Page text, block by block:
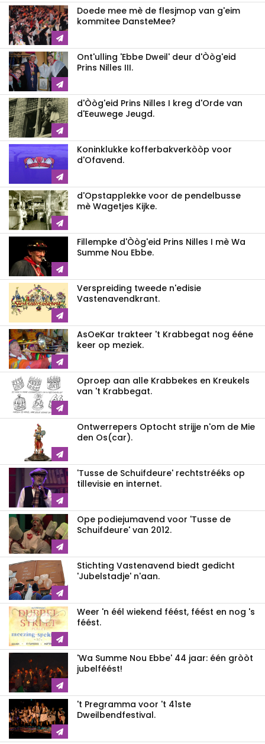
Doede mee mè de flesjmop van g'eim
kommitee DansteMee?
Ont'ulling 'Ebbe Dweil' deur d'Òòg'eid
Prins Nilles III.
d'Òòg'eid Prins Nilles I kreg d'Orde van
d'Eeuwege Jeugd.
Koninklukke kofferbakverkòòp voor
d'Ofavend.
d'Opstapplekke voor de pendelbusse
mè Wagetjes Kijke.
Fillempke d'Òòg'eid Prins Nilles I mè Wa
Summe Nou Ebbe.
Verspreiding tweede n'edisie
Vastenavendkrant.
AsOeKar trakteer 't Krabbegat nog ééne
keer op meziek.
Oproep aan alle Krabbekes en Kreukels
van 't Krabbegat.
Ontwerrepers Optocht strijje n'om de Mie
den Os(car).
'Tusse de Schuifdeure' rechtstrééks op
tillevisie en internet.
Ope podiejumavend voor 'Tusse de
Schuifdeure' van 2012.
Stichting Vastenavend biedt gedicht
'Jubelstadje' n'aan.
Weer 'n éél wiekend féést, féést en nog 's
féést.
'Wa Summe Nou Ebbe' 44 jaar: één gròòt
jubelféést!
't Pregramma voor 't 41ste
Dweilbendfestival.